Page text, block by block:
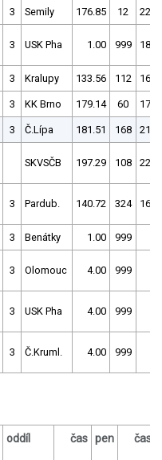
3 Semily 176.85 12
3 USK Pha 1.00 999
3 Kralupy 133.56 112
3 KK Brno 179.14 60
3 Č.Lípa 181.51 168
SKVSČB 197.29 108
3 Pardub. 140.72 324
3 Benátky 1.00 999
3 Olomouc 4.00 999
3 USK Pha 4.00 999
3 Č.Kruml. 4.00 999
oddíl čas pen čas